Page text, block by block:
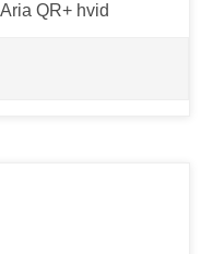
QR+ hvid